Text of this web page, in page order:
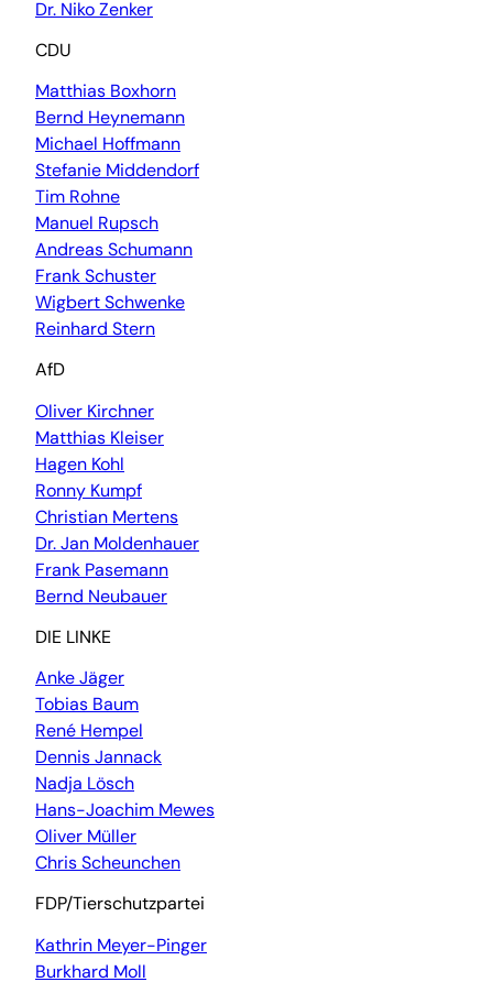
Dr. Niko Zenker
CDU
Matthias Boxhorn
Bernd Heynemann
Michael Hoffmann
Stefanie Middendorf
Tim Rohne
Manuel Rupsch
Andreas Schumann
Frank Schuster
Wigbert Schwenke
Reinhard Stern
AfD
Oliver Kirchner
Matthias Kleiser
Hagen Kohl
Ronny Kumpf
Christian Mertens
Dr. Jan Moldenhauer
Frank Pasemann
Bernd Neubauer
DIE LINKE
Anke Jäger
Tobias Baum
René Hempel
Dennis Jannack
Nadja Lösch
Hans-Joachim Mewes
Oliver Müller
Chris Scheunchen
FDP/Tierschutzpartei
Kathrin Meyer-Pinger
Burkhard Moll